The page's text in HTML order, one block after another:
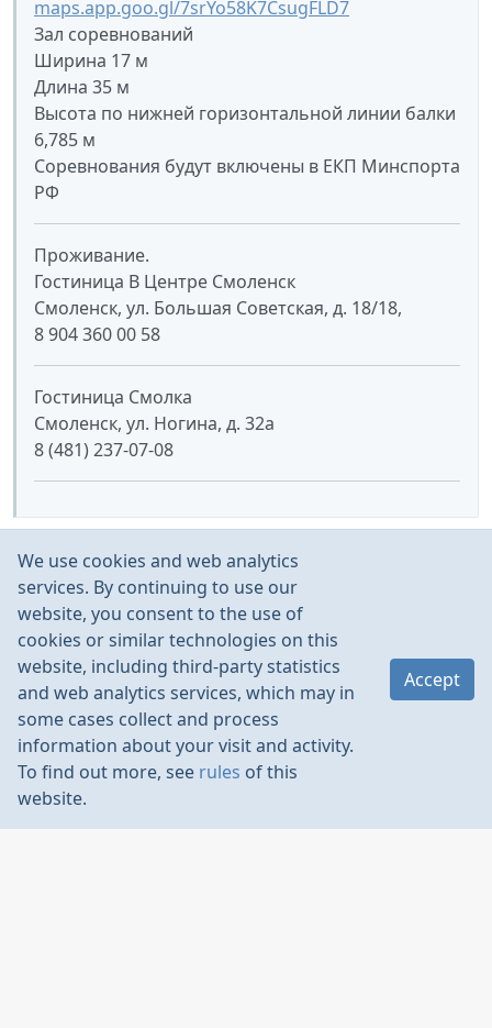
maps.app.goo.gl/7srYo58K7CsugFLD7
Зал соревнований
Ширина 17 м
Длина 35 м
Высота по нижней горизонтальной линии балки
6,785 м
Соревнования будут включены в ЕКП Минспорта
РФ
Проживание.
Гостиница В Центре Смоленск
Смоленск, ул. Большая Советская, д. 18/18,
8 904 360 00 58
Гостиница Смолка
Смоленск, ул. Ногина, д. 32а
8 (481) 237-07-08
С высоким залом случился облом… поэтому будем
лететь в низком.
karmann
RandomJ:
С высоким залом случился облом… поэтому
будем лететь в низком.
We use cookies and web analytics
services. By continuing to use our
website, you consent to the use of
cookies or similar technologies on this
website, including third-party statistics
and web analytics services, which may in
some cases collect and process
information about your visit and activity.
To find out more, see rules of this
website.
Accept